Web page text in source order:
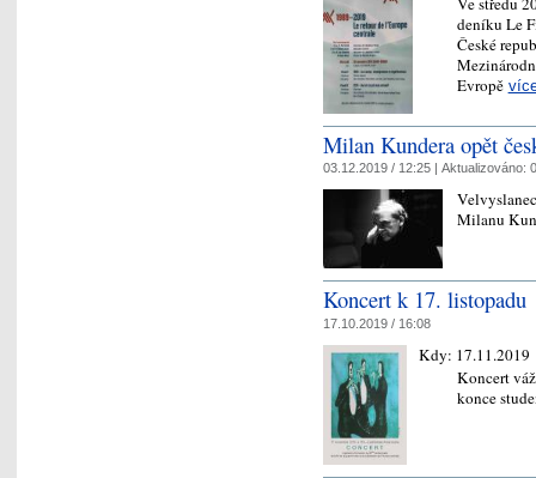
deníku Le
České
Evropě
Milan Kundera opět
03.12.2019 / 12:25 | Aktualizováno:
Milanu
Koncert k 17. listopadu
17.10.2019 / 16:08
Kdy: 17.11.2019
Koncert
konce